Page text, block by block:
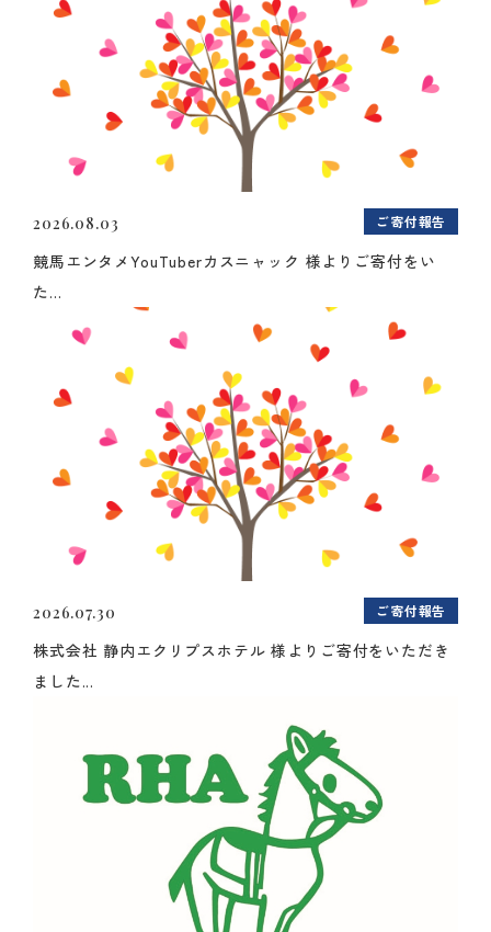
2026.08.03 ご寄付報告
競馬エンタメYouTuberカスニャック 様よりご寄付をい
た...
2026.07.30 ご寄付報告
株式会社 静内エクリプスホテル 様よりご寄付をいただき
ました...